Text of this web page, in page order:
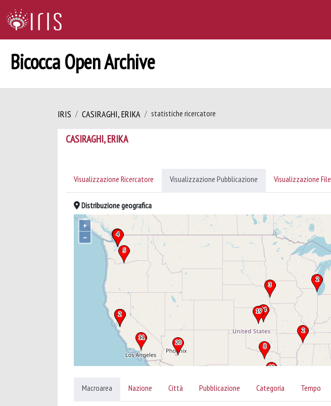
Bicocca Open Archive
IRIS CASIRAGHI, ERIKA statistiche ricercatore
CASIRAGHI, ERIKA
Visualizzazione Ricercatore Visualizzazione Pubblicazione Visualizzazione File
Distribuzione geografica
+
–
Macroarea Nazione Città Pubblicazione Categoria Tempo